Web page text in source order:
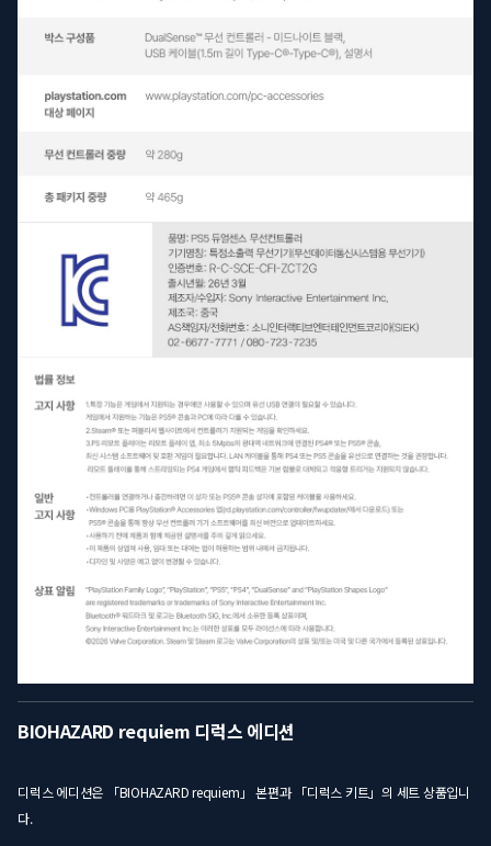
BIOHAZARD requiem 디럭스 에디션
디럭스 에디션은 「BIOHAZARD requiem」 본편과 「디럭스 키트」의 세트 상품입니
다.